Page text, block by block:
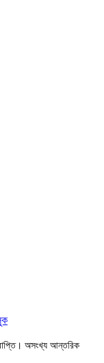
অসংখ্য আন্তরিক